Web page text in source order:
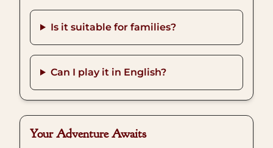
Is it suitable for families?
Can I play it in English?
Your Adventure Awaits